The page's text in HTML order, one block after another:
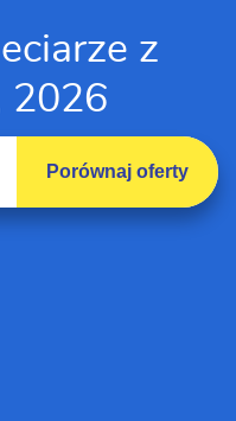
z
2026
Porównaj oferty